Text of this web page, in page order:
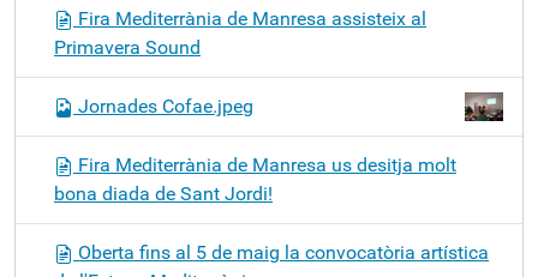
Fira Mediterrània de Manresa assisteix al
Primavera Sound
Jornades Cofae.jpeg
Fira Mediterrània de Manresa us desitja molt
bona diada de Sant Jordi!
Oberta fins al 5 de maig la convocatòria artística